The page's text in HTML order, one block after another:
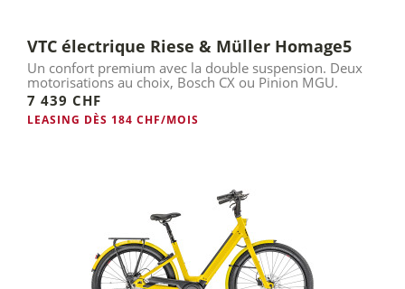
VTC électrique Riese & Müller Homage5
Un confort premium avec la double suspension. Deux
motorisations au choix, Bosch CX ou Pinion MGU.
7 439 CHF
LEASING DÈS 184 CHF/MOIS